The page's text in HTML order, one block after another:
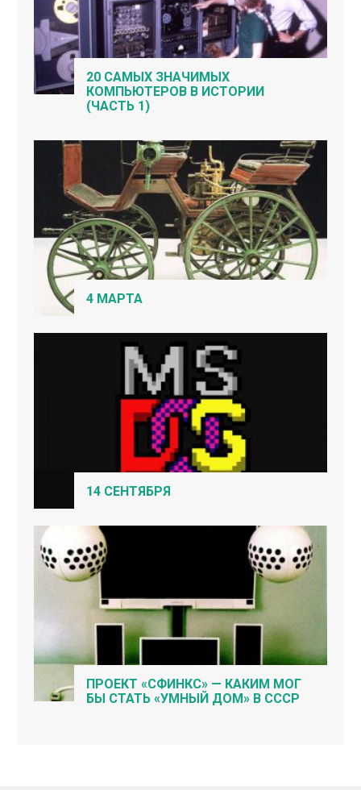
20 САМЫХ ЗНАЧИМЫХ
КОМПЬЮТЕРОВ В ИСТОРИИ
(ЧАСТЬ 1)
4 МАРТА
14 СЕНТЯБРЯ
ПРОЕКТ «СФИНКС» — КАКИМ МОГ
БЫ СТАТЬ «УМНЫЙ ДОМ» В СССР